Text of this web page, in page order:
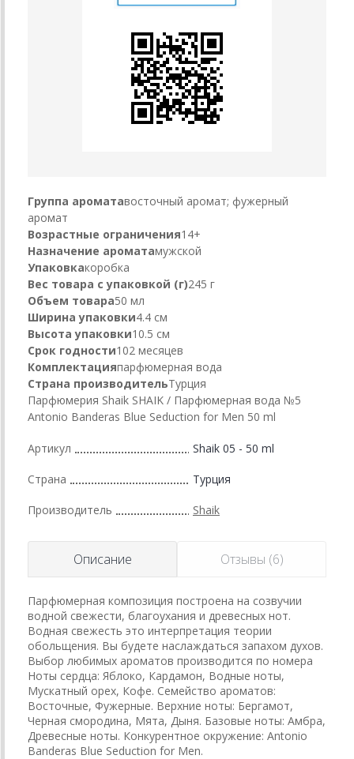
Группа ароматавосточный аромат; фужерный
аромат
Возрастные ограничения14+
Назначение ароматамужской
Упаковкакоробка
Вес товара с упаковкой (г)245 г
Объем товара50 мл
Ширина упаковки4.4 см
Высота упаковки10.5 см
Срок годности102 месяцев
Комплектацияпарфюмерная вода
Страна производительТурция
Парфюмерия Shaik SHAIK / Парфюмерная вода №5
Antonio Banderas Blue Seduction for Men 50 ml
Артикул Shaik 05 - 50 ml
Страна Турция
Производитель Shaik
Описание Отзывы (6)
Парфюмерная композиция построена на созвучии
водной свежести, благоухания и древесных нот.
Водная свежесть это интерпретация теории
обольщения. Вы будете наслаждаться запахом духов.
Выбор любимых ароматов производится по номера
Ноты сердца: Яблоко, Кардамон, Водные ноты,
Мускатный орех, Кофе. Семейство ароматов:
Восточные, Фужерные. Верхние ноты: Бергамот,
Черная смородина, Мята, Дыня. Базовые ноты: Амбра,
Древесные ноты. Конкурентное окружение: Antonio
Banderas Blue Seduction for Men.